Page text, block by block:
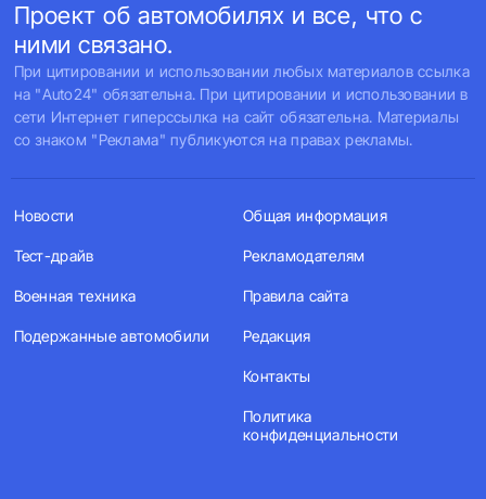
Проект об автомобилях и все, что с
ними связано.
При цитировании и использовании любых материалов ссылка
на "Auto24" обязательна. При цитировании и использовании в
сети Интернет гиперссылка на сайт обязательна. Материалы
со знаком "Реклама" публикуются на правах рекламы.
Новости
Тест-драйв
Военная техника
Подержанные автомобили
Общая информация
Рекламодателям
Правила сайта
Редакция
Контакты
Политика
конфиденциальности